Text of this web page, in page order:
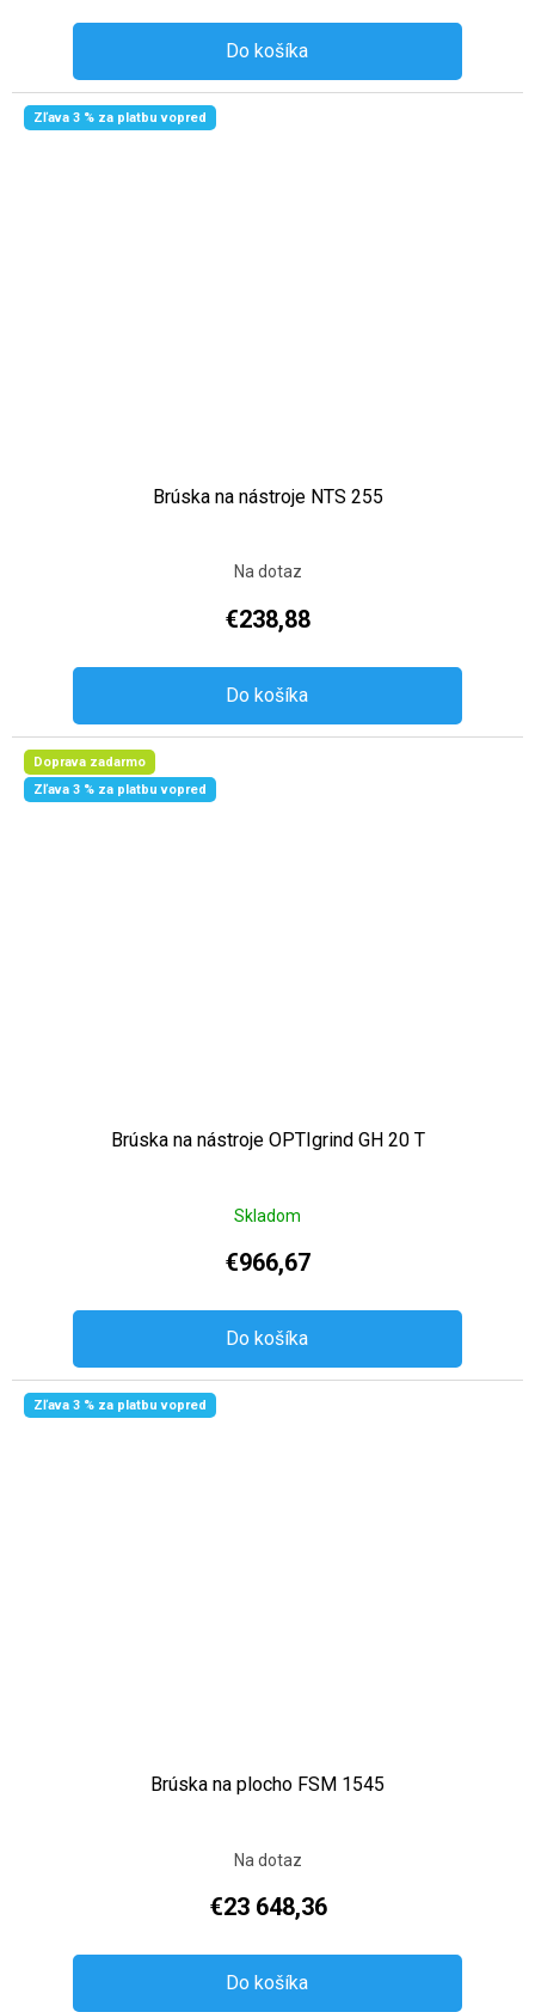
Do košíka
Zľava 3 % za platbu vopred
Brúska na nástroje NTS 255
Na dotaz
€238,88
Do košíka
Doprava zadarmo
Zľava 3 % za platbu vopred
Brúska na nástroje OPTIgrind GH 20 T
Skladom
€966,67
Do košíka
Zľava 3 % za platbu vopred
Brúska na plocho FSM 1545
Na dotaz
€23 648,36
Do košíka